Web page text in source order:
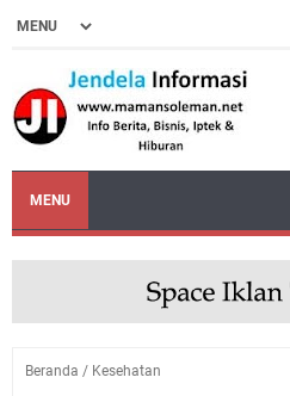
MENU
Beranda / Kesehatan